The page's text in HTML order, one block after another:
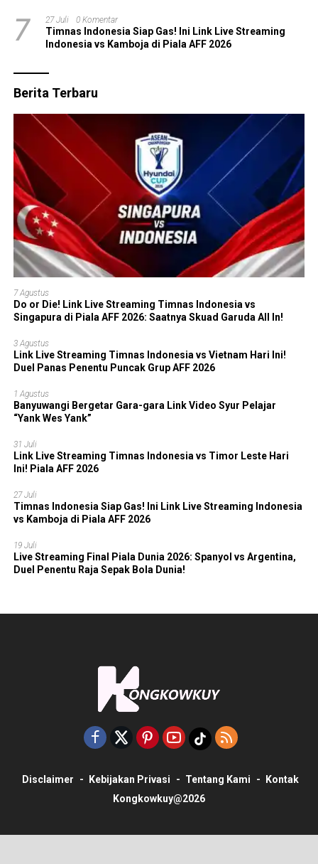
7 27 Juli 0 Komentar
Timnas Indonesia Siap Gas! Ini Link Live Streaming
Indonesia vs Kamboja di Piala AFF 2026
Berita Terbaru
7 Agustus
Do or Die! Link Live Streaming Timnas Indonesia vs
Singapura di Piala AFF 2026: Saatnya Skuad Garuda All In!
3 Agustus
Link Live Streaming Timnas Indonesia vs Vietnam Hari Ini!
Duel Panas Penentu Puncak Grup AFF 2026
1 Agustus
Banyuwangi Bergetar Gara-gara Link Video Syur Pelajar
“Yank Wes Yank”
31 Juli
Link Live Streaming Timnas Indonesia vs Timor Leste Hari
Ini! Piala AFF 2026
27 Juli
Timnas Indonesia Siap Gas! Ini Link Live Streaming Indonesia
vs Kamboja di Piala AFF 2026
19 Juli
Live Streaming Final Piala Dunia 2026: Spanyol vs Argentina,
Duel Penentu Raja Sepak Bola Dunia!
Disclaimer Kebijakan Privasi Tentang Kami
Kontak
Kongkowkuy@2026